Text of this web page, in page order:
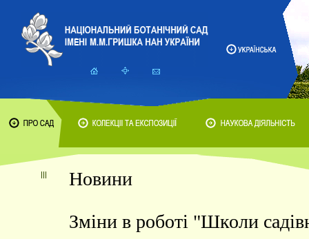
Новини
Зміни в роботі "Школи